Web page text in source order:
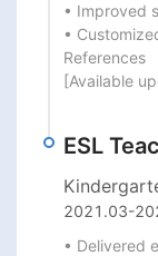
• Improved
•
References
[Available
ESL
2021.03-
• Delivered